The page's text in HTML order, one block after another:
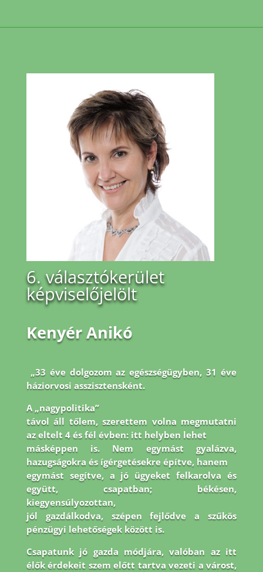
6. választókerület
képviselőjelölt
Kenyér Anikó
„33 éve dolgozom az egészségügyben, 31 éve
háziorvosi asszisztensként.
A „nagypolitika”
távol áll tőlem, szerettem volna megmutatni
az eltelt 4 és fél évben: itt helyben lehet
másképpen is. Nem egymást gyalázva,
hazugságokra és ígérgetésekre építve, hanem
egymást segítve, a jó ügyeket felkarolva és
együtt, csapatban; békésen,
kiegyensúlyozottan,
jól gazdálkodva, szépen fejlődve a szűkös
pénzügyi lehetőségek között is.
Csapatunk jó gazda módjára, valóban az itt
élők érdekeit szem előtt tartva vezeti a várost,